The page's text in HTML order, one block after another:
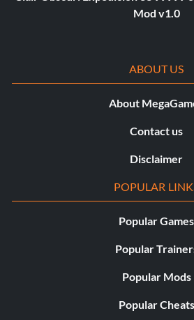
Mod v1.0
ABOUT US
About
Contact us
Disclaimer
POPULAR
Popular Games
Popular
Popular Mods
Popular Cheats